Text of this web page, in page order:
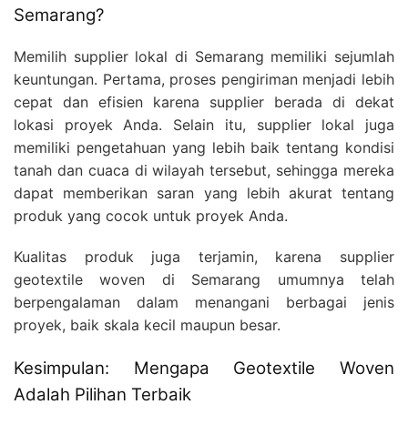
Semarang?
Memilih supplier lokal di Semarang memiliki sejumlah
keuntungan. Pertama, proses pengiriman menjadi lebih
cepat dan efisien karena supplier berada di dekat
lokasi proyek Anda. Selain itu, supplier lokal juga
memiliki pengetahuan yang lebih baik tentang kondisi
tanah dan cuaca di wilayah tersebut, sehingga mereka
dapat memberikan saran yang lebih akurat tentang
produk yang cocok untuk proyek Anda.
Kualitas produk juga terjamin, karena supplier
geotextile woven di Semarang umumnya telah
berpengalaman dalam menangani berbagai jenis
proyek, baik skala kecil maupun besar.
Kesimpulan: Mengapa Geotextile Woven
Adalah Pilihan Terbaik